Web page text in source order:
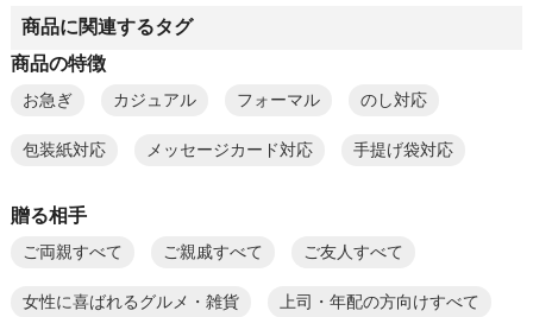
商品に関連するタグ
商品の特徴
お急ぎ カジュアル フォーマル のし対応
包装紙対応 メッセージカード対応 手提げ袋対応
贈る相手
ご両親すべて ご親戚すべて ご友人すべて
女性に喜ばれるグルメ・雑貨 上司・年配の方向けすべて